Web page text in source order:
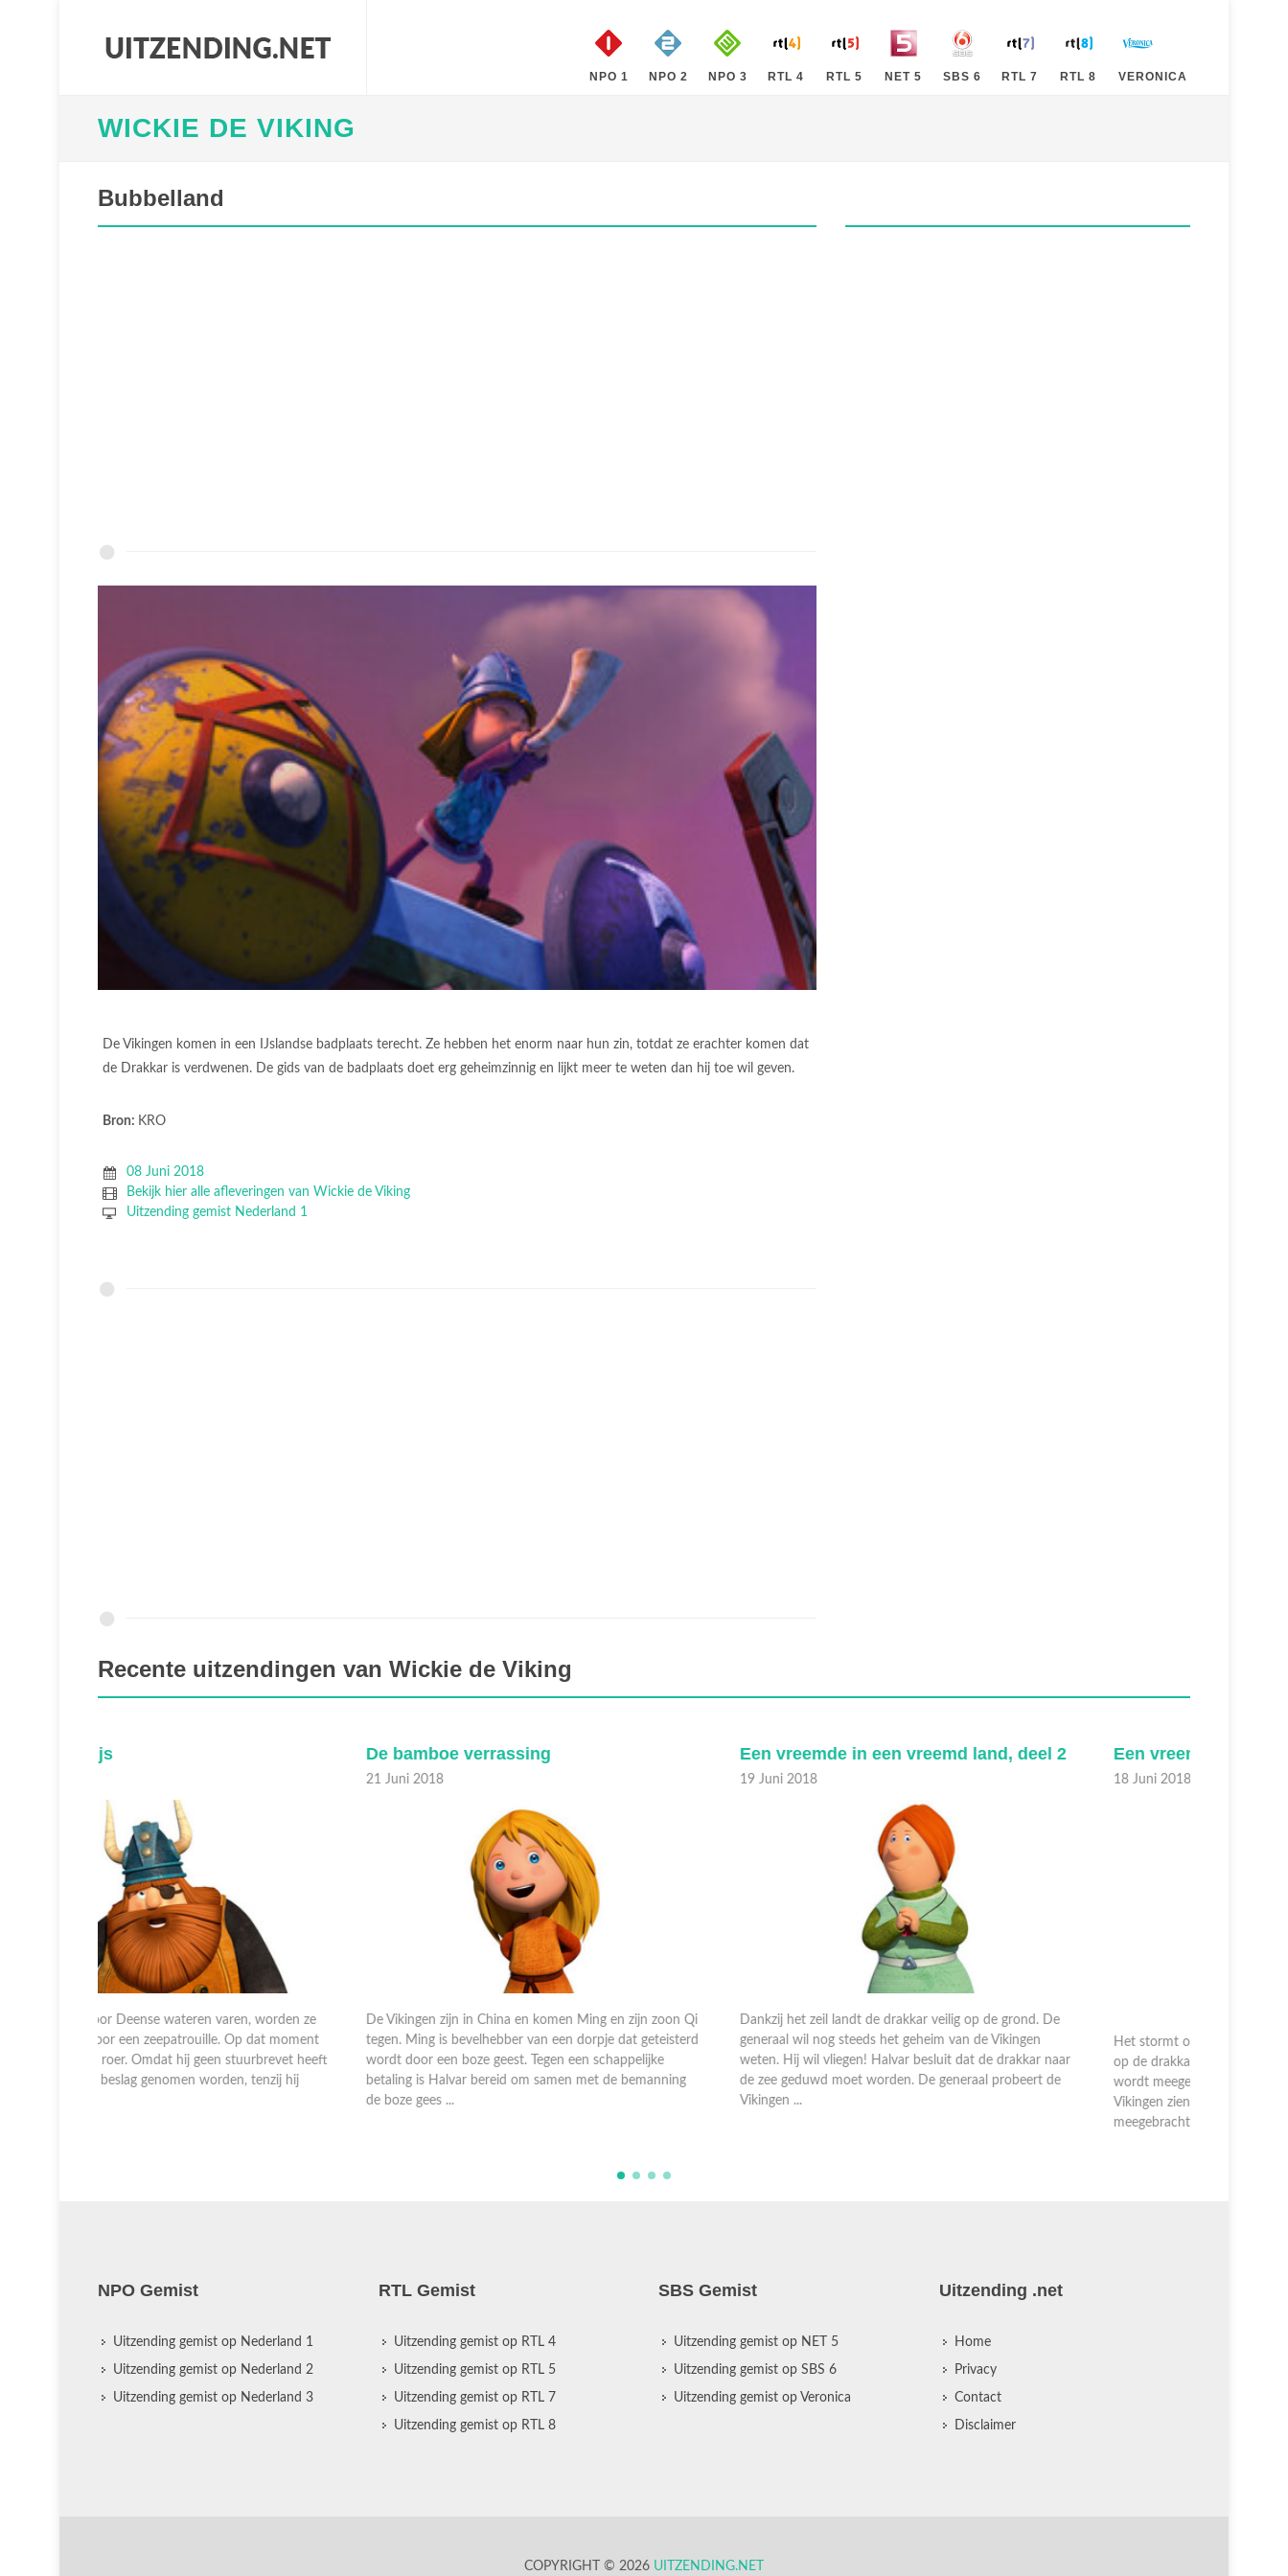
NPO 1 NPO 2 NPO 3 RTL 4 RTL 5 NET 5 SBS 6 RTL 7 RTL 8 VERONICA
WICKIE DE VIKING
Bubbelland
De Vikingen komen in een IJslandse badplaats terecht. Ze hebben het enorm naar hun zin, totdat ze erachter komen dat
de Drakkar is verdwenen. De gids van de badplaats doet erg geheimzinnig en lijkt meer te weten dan hij toe wil geven.
Bron: KRO
08 Juni 2018
Bekijk hier alle afleveringen van Wickie de Viking
Uitzending gemist Nederland 1
Recente uitzendingen van Wickie de Viking
De bamboe verrassing
De Vikingen zijn in China en komen Ming en zijn zoon Qi
tegen. Ming is bevelhebber van een dorpje dat geteisterd
wordt door een boze geest. Tegen een schappelijke
betaling is Halvar bereid om samen met de bemanning
Een vreemde in een vreemd land, deel 2
Dankzij het zeil landt de drakkar veilig op de grond. De
generaal wil nog steeds het geheim van de Vikingen
weten. Hij wil vliegen! Halvar besluit dat de drakkar naar
de zee geduwd moet worden. De generaal probeert de
Een vreemde in een vreemd land, deel 1
Het stormt op zee. Een zwerm eenden zoekt beschutting
op de drakkar. Er steekt een tornado op, de drakkar
wordt meegevoerd. De drakkar landt op een berg. De
Vikingen zien een draak, schrikken. Door toedoen van de
NPO Gemist
Uitzending gemist op Nederland 1
Uitzending gemist op Nederland 2
Uitzending gemist op Nederland 3
RTL Gemist
Uitzending gemist op RTL 4
Uitzending gemist op RTL 5
Uitzending gemist op RTL 7
Uitzending gemist op RTL 8
SBS Gemist
Uitzending gemist op NET 5
Uitzending gemist op SBS 6
Uitzending gemist op Veronica
Uitzending .net
Home
Privacy
Contact
Disclaimer
COPYRIGHT © 2026 UITZENDING.NET